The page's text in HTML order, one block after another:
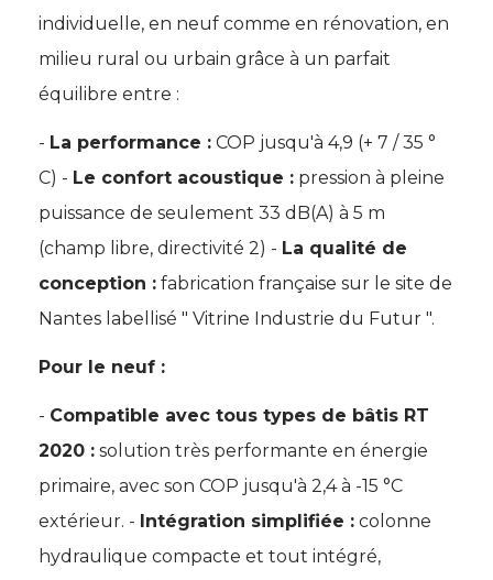
individuelle, en neuf comme en rénovation, en
milieu rural ou urbain grâce à un parfait
équilibre entre :
- La performance : COP jusqu'à 4,9 (+ 7 / 35 °
C) - Le confort acoustique : pression à pleine
puissance de seulement 33 dB(A) à 5 m
(champ libre, directivité 2) - La qualité de
conception : fabrication française sur le site de
Nantes labellisé " Vitrine Industrie du Futur ".
Pour le neuf :
- Compatible avec tous types de bâtis RT
2020 : solution très performante en énergie
primaire, avec son COP jusqu'à 2,4 à -15 °C
extérieur. - Intégration simplifiée : colonne
hydraulique compacte et tout intégré,